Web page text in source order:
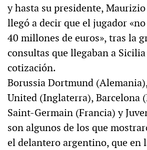
y hasta su presidente,
llegó a decir que el jugador
40 millones de euros», tras la
consultas que llegaban a
cotización.
Borussia Dortmund
United (Inglaterra), Barcelona
Saint-Germain (Francia) y
son algunos de los que
el delantero argentino, que en